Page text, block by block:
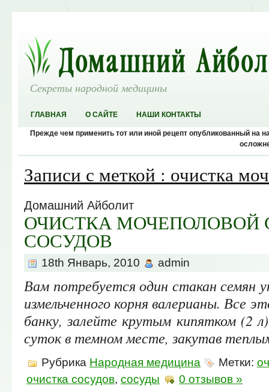
Секреты народной медицины
ГЛАВНАЯ О САЙТЕ НАШИ КОНТАКТЫ
Прежде чем применить тот или иной рецепт опубликованный на
Записи с меткой : очистка
Домашний Айболит
ОЧИСТКА МОЧЕПОЛОВОЙ
СОСУДОВ
18th Январь, 2010 admin
Вам потребуется один стакан семян
измельченного корня валерианы. Все
банку, залейте крутым кипятком (2
суток в темном месте, закутав
Рубрика Народная медицина Метки:
очистка сосудов, сосуды 0 отзывов »